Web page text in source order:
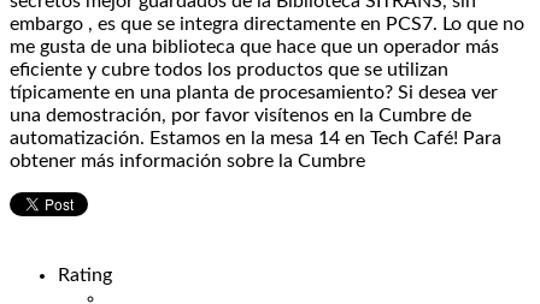
embargo , es que se integra directamente en PCS7. Lo que no
me gusta de una biblioteca que hace que un operador más
eficiente y cubre todos los productos que se utilizan
típicamente en una planta de procesamiento? Si desea ver
una demostración, por favor visítenos en la Cumbre de
automatización. Estamos en la mesa 14 en Tech Café! Para
obtener más información sobre la Cumbre
Rating